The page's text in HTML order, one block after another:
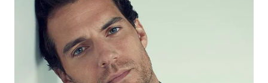
WN
WN
SIMALUNGUN